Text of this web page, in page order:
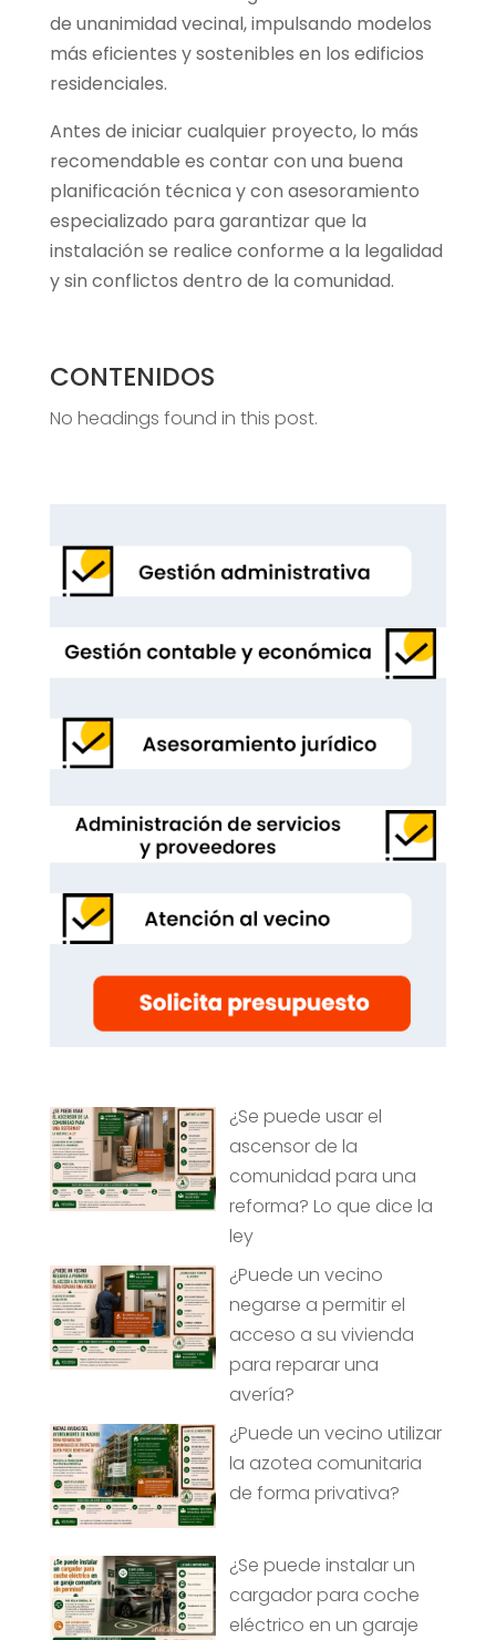
de unanimidad vecinal, impulsando modelos
más eficientes y sostenibles en los edificios
residenciales.
Antes de iniciar cualquier proyecto, lo más
recomendable es contar con una buena
planificación técnica y con asesoramiento
especializado para garantizar que la
instalación se realice conforme a la legalidad
y sin conflictos dentro de la comunidad.
CONTENIDOS
No headings found in this post.
¿Se puede usar el
ascensor de la
comunidad para una
reforma? Lo que dice la
ley
¿Puede un vecino
negarse a permitir el
acceso a su vivienda
para reparar una
avería?
¿Puede un vecino utilizar
la azotea comunitaria
de forma privativa?
¿Se puede instalar un
cargador para coche
eléctrico en un garaje